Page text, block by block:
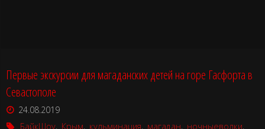
Первые экскурсии для магаданских детей на горе Гасфорта в
Севастополе
24.08.2019
БайкШоу, Крым, кульминация, магадан, ночныеволки,